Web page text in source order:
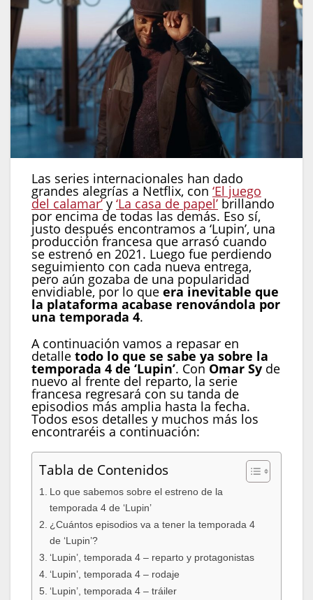
Las series internacionales han dado
grandes alegrías a Netflix, con ‘El juego
del calamar’y ‘La casa de papel’ brillando
por encima de todas las demás. Eso sí,
justo después encontramos a ‘Lupin’, una
producción francesa que arrasó cuando
se estrenó en 2021. Luego fue perdiendo
seguimiento con cada nueva entrega,
pero aún gozaba de una popularidad
envidiable, por lo que era inevitable que
la plataforma acabase renovándola por
una temporada 4.
A continuación vamos a repasar en
detalle todo lo que se sabe ya sobre la
temporada 4 de ‘Lupin’. Con Omar Sy de
nuevo al frente del reparto, la serie
francesa regresará con su tanda de
episodios más amplia hasta la fecha.
Todos esos detalles y muchos más los
encontraréis a continuación:
Tabla de Contenidos
Lo que sabemos sobre el estreno de la
temporada 4 de ‘Lupin’
¿Cuántos episodios va a tener la temporada 4
de ‘Lupin’?
‘Lupin’, temporada 4 – reparto y protagonistas
‘Lupin’, temporada 4 – rodaje
‘Lupin’, temporada 4 – tráiler